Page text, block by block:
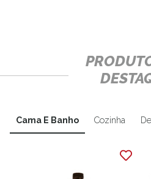
Cama E Banho Cozinha